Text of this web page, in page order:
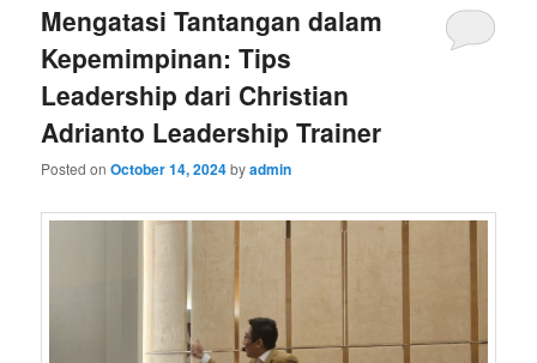
Mengatasi Tantangan dalam
Kepemimpinan: Tips
Leadership dari Christian
Adrianto Leadership Trainer
Posted onOctober 14, 2024byadmin